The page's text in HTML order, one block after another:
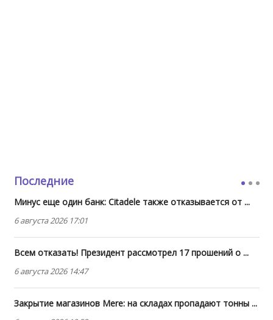
Последние
Минус еще один банк: Citadele также отказывается от ...
6 августа 2026 17:01
Всем отказать! Президент рассмотрел 17 прошений о ...
6 августа 2026 14:47
Закрытие магазинов Mere: на складах пропадают тонны ...